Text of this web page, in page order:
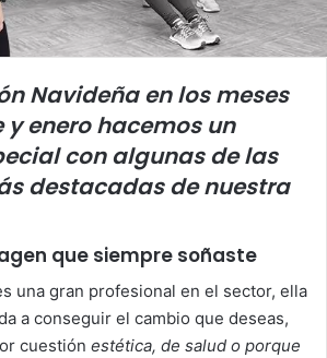
Navideña en los meses
enero hacemos un
con algunas de las
destacadas de nuestra
que siempre soñaste
una gran profesional en el sector, ella
a conseguir el cambio que deseas,
cuestión estética, de salud o porque